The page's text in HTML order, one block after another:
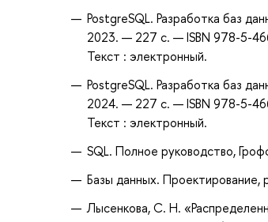
PostgreSQL. Разработка баз
2023. — 227 с. — ISBN 978-5-
Текст : электронный.
PostgreSQL. Разработка баз
2024. — 227 с. — ISBN 978-5-
Текст : электронный.
SQL. Полное руководство,
Базы данных. Проектирование,
Лысенкова, С. Н.